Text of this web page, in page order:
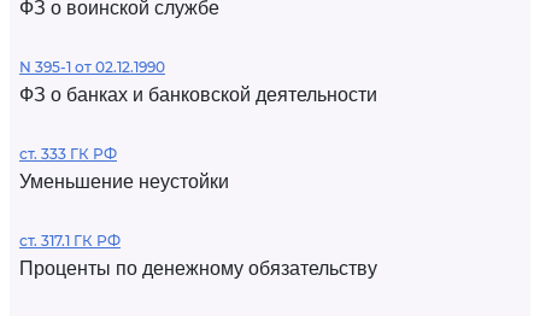
ФЗ о воинской службе
N 395-1 от 02.12.1990
ФЗ о банках и банковской деятельности
ст. 333 ГК РФ
Уменьшение неустойки
ст. 317.1 ГК РФ
Проценты по денежному обязательству